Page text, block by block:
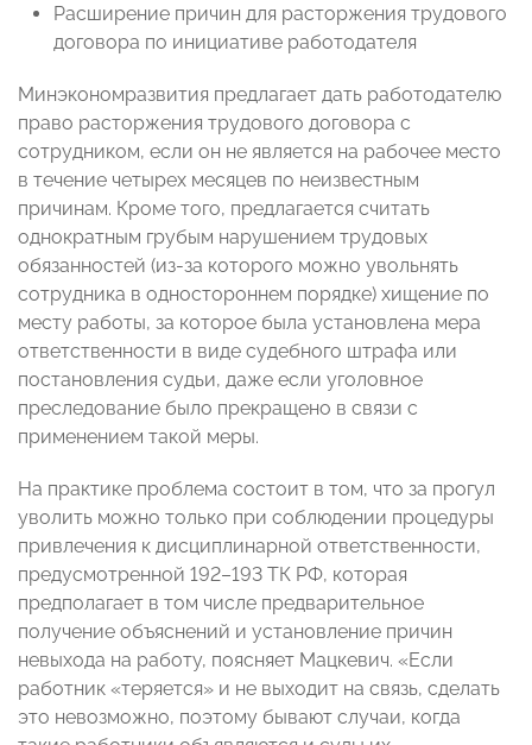
Расширение причин для расторжения трудового
договора по инициативе работодателя
Минэкономразвития предлагает дать работодателю
право расторжения трудового договора с
сотрудником, если он не является на рабочее место
в течение четырех месяцев по неизвестным
причинам. Кроме того, предлагается считать
однократным грубым нарушением трудовых
обязанностей (из-за которого можно увольнять
сотрудника в одностороннем порядке) хищение по
месту работы, за которое была установлена мера
ответственности в виде судебного штрафа или
постановления судьи, даже если уголовное
преследование было прекращено в связи с
применением такой меры.
На практике проблема состоит в том, что за прогул
уволить можно только при соблюдении процедуры
привлечения к дисциплинарной ответственности,
предусмотренной 192–193 ТК РФ, которая
предполагает в том числе предварительное
получение объяснений и установление причин
невыхода на работу, поясняет Мацкевич. «Если
работник «теряется» и не выходит на связь, сделать
это невозможно, поэтому бывают случаи, когда